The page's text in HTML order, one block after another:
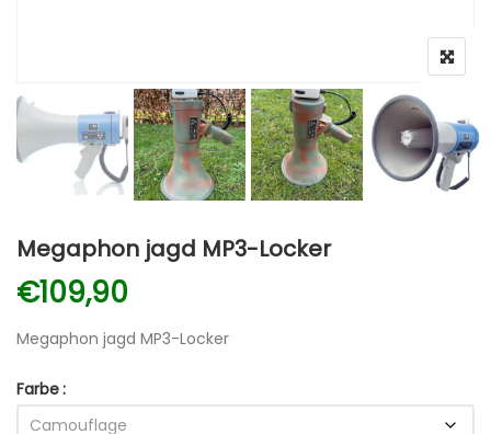
Megaphon jagd MP3-Locker
€109,90
Megaphon jagd MP3-Locker
Farbe